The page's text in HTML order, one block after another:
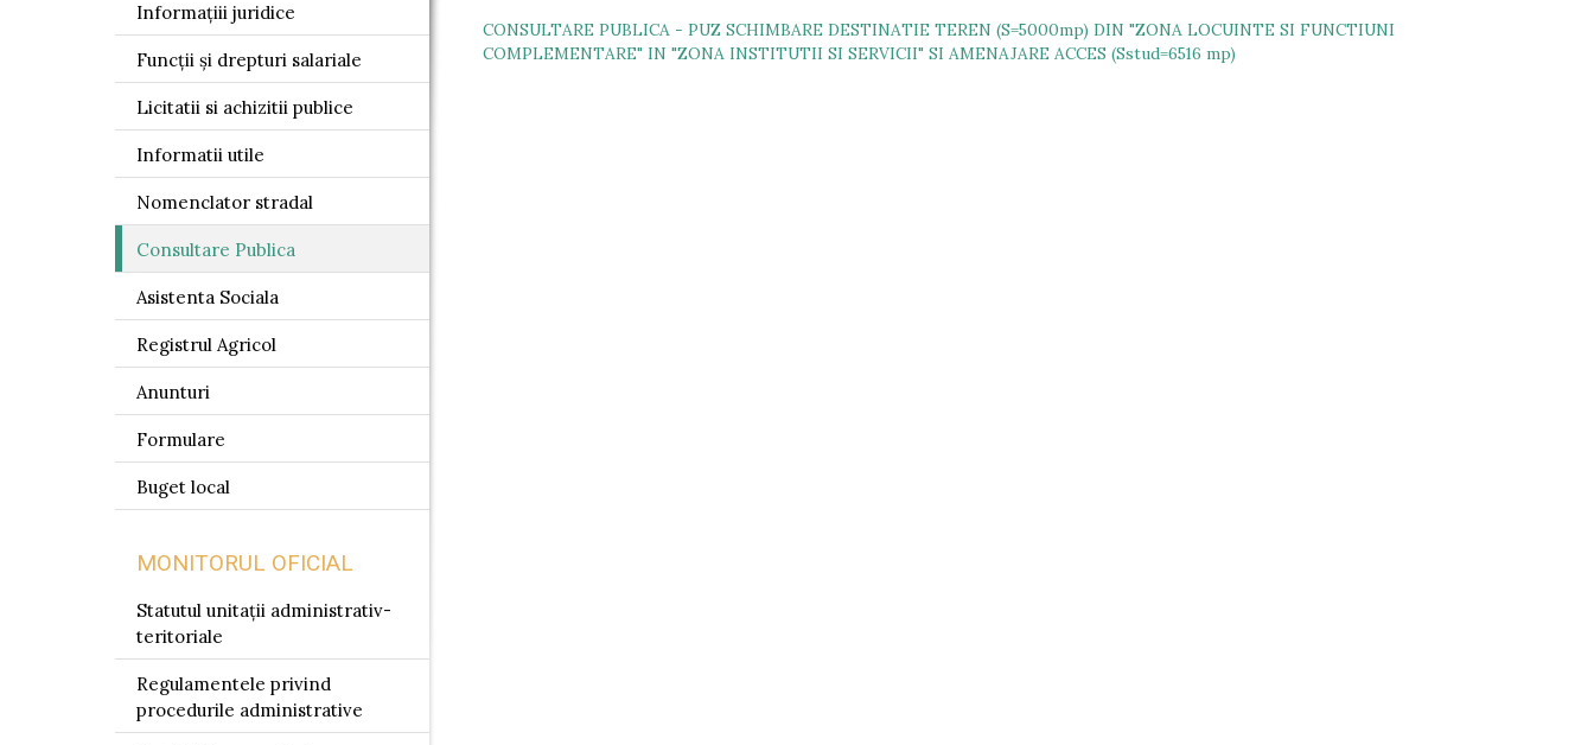
CONSULTARE PUBLICA - PUZ SCHIMBARE DESTINATIE TEREN (S=5000mp) DIN "ZONA LOCUINTE SI FUNCTIUNI
COMPLEMENTARE" IN "ZONA INSTITUTII SI SERVICII" SI AMENAJARE ACCES (Sstud=6516 mp)
Informațiii juridice
Funcții și drepturi salariale
Licitatii si achizitii publice
Informatii utile
Nomenclator stradal
Consultare Publica
Asistenta Sociala
Registrul Agricol
Anunturi
Formulare
Buget local
MONITORUL OFICIAL
Statutul unitații administrativ-
teritoriale
Regulamentele privind
procedurile administrative